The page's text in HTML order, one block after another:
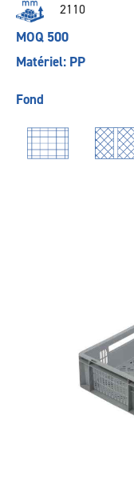
2110
MOQ 500
Matériel: PP
Fond